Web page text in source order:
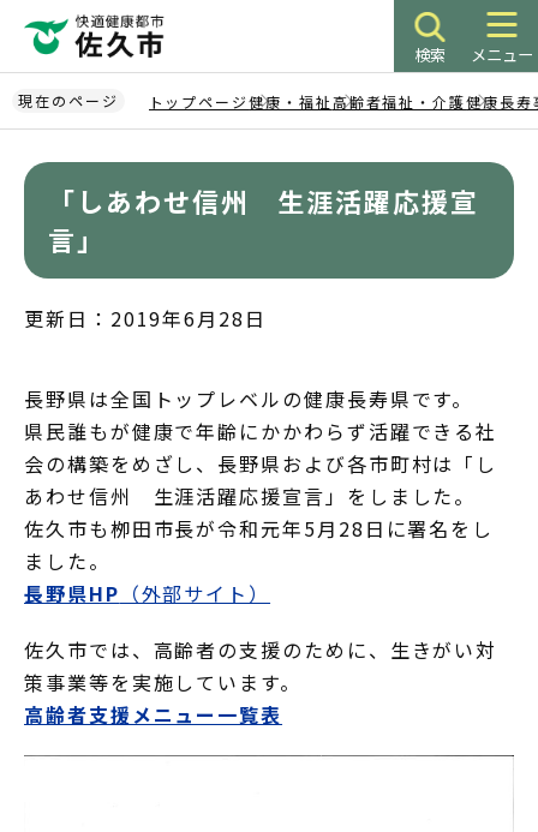
ペ
ー
ジ
検索 メニュー
現在のページ トップページ健康・福祉高齢者福祉・介護健康長寿
「しあわせ信州 生涯活躍応援宣
言」
更新日：2019年6月28日
長野県は全国トップレベルの健康長寿県です。
県民誰もが健康で年齢にかかわらず活躍できる社
会の構築をめざし、長野県および各市町村は「し
あわせ信州 生涯活躍応援宣言」をしました。
佐久市も栁田市長が令和元年5月28日に署名をし
ました。
長野県HP （外部サイト）
佐久市では、高齢者の支援のために、生きがい対
策事業等を実施しています。
高齢者支援メニュー一覧表